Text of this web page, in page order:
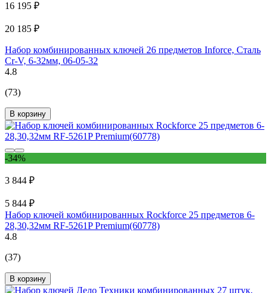
16 195 ₽
20 185 ₽
Набор комбинированных ключей 26 предметов Inforce, Сталь
Cr-V, 6-32мм, 06-05-32
4.8
(73)
В корзину
-34%
3 844 ₽
5 844 ₽
Набор ключей комбинированных Rockforce 25 предметов 6-
28,30,32мм RF-5261P Premium(60778)
4.8
(37)
В корзину